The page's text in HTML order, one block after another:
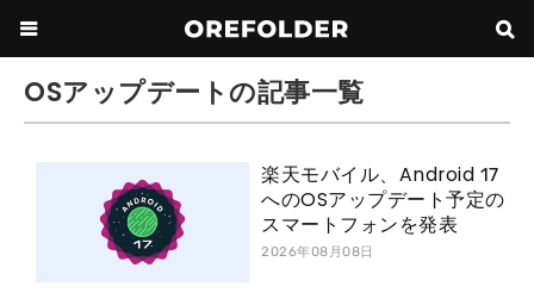
OSアップデートの記事一覧
楽天モバイル、Android 17
へのOSアップデート予定の
スマートフォンを発表
2026年08月08日